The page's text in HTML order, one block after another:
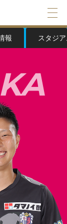
報 スタジ
A